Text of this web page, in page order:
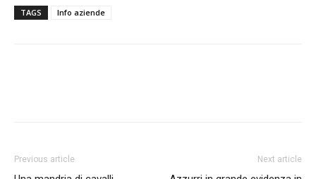
TAGS Info aziende
Previous article Next article